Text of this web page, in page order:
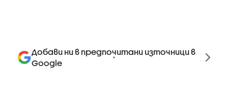
Добави ни в предпочитани източници в
Google